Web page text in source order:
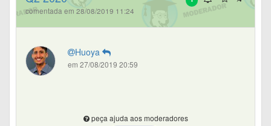
comentada em 28/08/2019 11:24
Huoya
em 27/08/2019 20:59
peça ajuda aos moderadores